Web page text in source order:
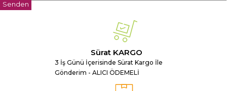
Senden
Sürat KARGO
3 İş Günü İçerisinde Sürat Kargo İle
Gönderim - ALICI ÖDEMELİ